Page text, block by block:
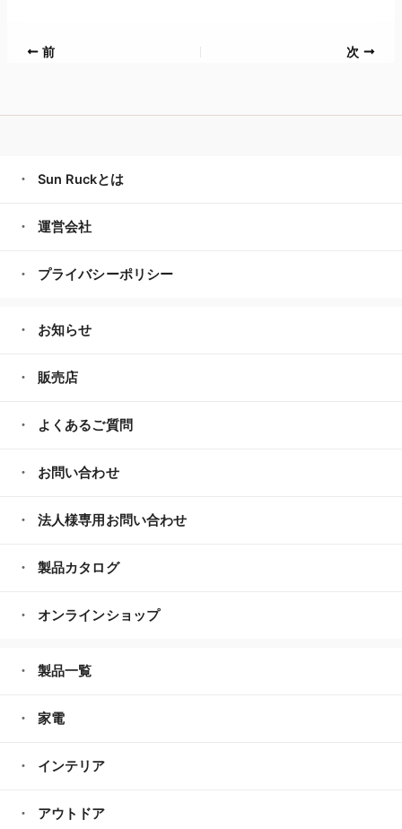
前 次
Sun Ruckとは
運営会社
プライバシーポリシー
お知らせ
販売店
よくあるご質問
お問い合わせ
法人様専用お問い合わせ
製品カタログ
オンラインショップ
製品一覧
家電
インテリア
アウトドア